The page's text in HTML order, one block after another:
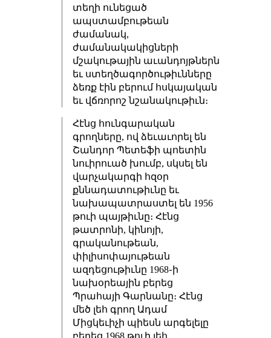
տեղի ունեցած
ապստամբութեան
ժամանակ,
ժամանակակիցների
մշակութային աւանդոյթներն
եւ ստեղծագործութիւնները
ձեռք էին բերում հսկայական
եւ վճռորոշ նշանակութիւն։
Հէնց հունգարական
գրողները, ով ձեւաւորել են
Շանդոր Պետեֆի պոետին
նուիրուած խումբ, սկսել են
վարչակարգի հզօր
քննադատութիւնը եւ
նախապատրաստել են 1956
թուի պայթիւնը։ Հէնց
թատրոնի, կինոյի,
գրականութեան,
փիլիսոփայութեան
ազդեցութիւնը 1968֊ի
նախօրեային բերեց
Պրահայի Գարնանը։ Հէնց
մեծ լեհ գրող Ադամ
Միցկեւիչի պիեսն արգելելը
բերեց 1968 թուի լեհ